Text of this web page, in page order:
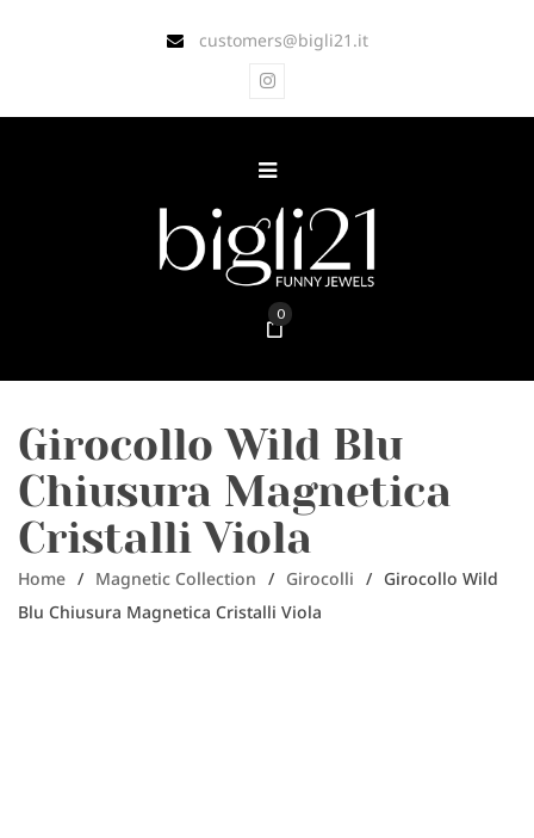
customers@bigli21.it
0
Girocollo Wild Blu
Chiusura Magnetica
Cristalli Viola
Home / Magnetic Collection / Girocolli / Girocollo Wild
Blu Chiusura Magnetica Cristalli Viola